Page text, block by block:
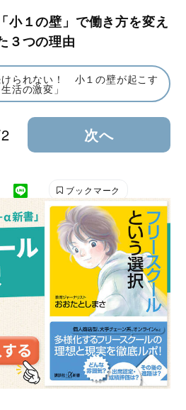
小１の壁」で働き方を変え
３つの理由
られない！ 小１の壁が起こす
活の激変」
次へ
ブックマーク